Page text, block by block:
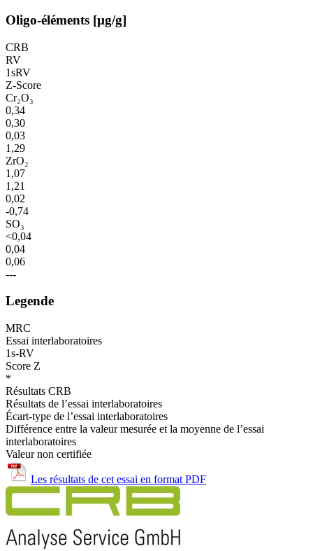
Oligo-éléments [µg/g]
CRB
RV
1sRV
Z-Score
Cr₂O₃
0,34
0,30
0,03
1,29
ZrO₂
1,07
1,21
0,02
-0,74
SO₃
<0,04
0,04
0,06
---
Legende
MRC
Essai interlaboratoires
1s-RV
Score Z
*
Résultats CRB
Résultats de l’essai interlaboratoires
Écart-type de l’essai interlaboratoires
Différence entre la valeur mesurée et la moyenne de l’essai
interlaboratoires
Valeur non certifiée
Les résultats de cet essai en format PDF